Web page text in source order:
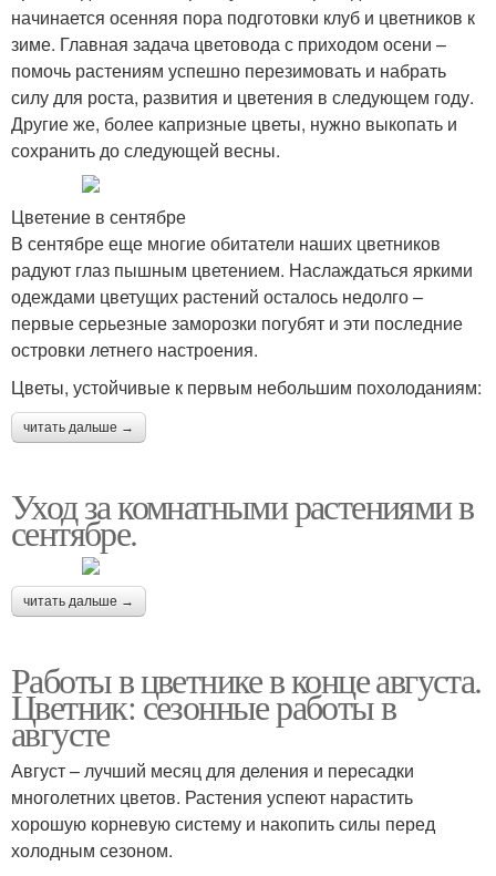
начинается осенняя пора подготовки клуб и цветников к
зиме. Главная задача цветовода с приходом осени –
помочь растениям успешно перезимовать и набрать
силу для роста, развития и цветения в следующем году.
Другие же, более капризные цветы, нужно выкопать и
сохранить до следующей весны.
Цветение в сентябре
В сентябре еще многие обитатели наших цветников
радуют глаз пышным цветением. Наслаждаться яркими
одеждами цветущих растений осталось недолго –
первые серьезные заморозки погубят и эти последние
островки летнего настроения.
Цветы, устойчивые к первым небольшим похолоданиям:
читать дальше →
Уход за комнатными растениями в
сентябре.
читать дальше →
Работы в цветнике в конце августа.
Цветник: сезонные работы в
августе
Август – лучший месяц для деления и пересадки
многолетних цветов. Растения успеют нарастить
хорошую корневую систему и накопить силы перед
холодным сезоном.